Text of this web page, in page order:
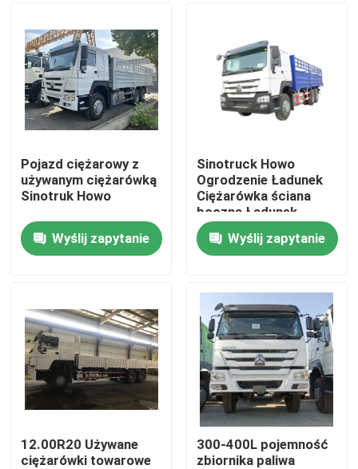
Produkty
Filmy
O nas
Kontrola jakości
Skontaktuj się z nami
Poprosić o wycenę
Stosowane ciężarówki do zrzucania odpadów
Używane Wywrotki
Pojazd ciężarowy z
używanym ciężarówką
Sinotruk Howo
Wyślij zapytanie
Sinotruck Howo
Ogrodzenie Ładunek
Ciężarówka ściana
boczna Ładunek
Ciężarówka Transport
Ciężarówka 6X4 Ciężki
380hp Stack
Wyślij zapytanie
12.00R20 Używane
ciężarówki towarowe
300-400L pojemność
zbiornika paliwa